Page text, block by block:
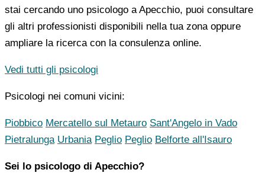
stai cercando uno psicologo a Apecchio, puoi consultare
gli altri professionisti disponibili nella tua zona oppure
ampliare la ricerca con la consulenza online.
Vedi tutti gli psicologi
Psicologi nei comuni vicini:
Piobbico Mercatello sul Metauro Sant'Angelo in Vado
Pietralunga Urbania Peglio Peglio Belforte all'Isauro
Sei lo psicologo di Apecchio?